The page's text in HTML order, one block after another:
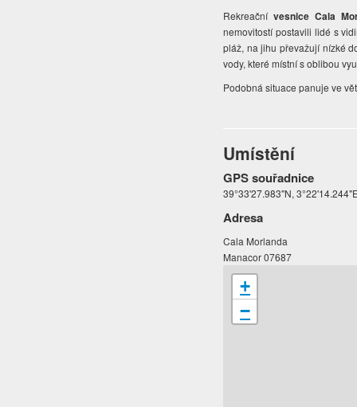
Rekreačnívesnice Cala
nemovitostí postavili lidé s
pláž, na jihu převažují nízké
vody, které místní s oblibou
Podobná situace panuje ve
Umístění
GPS souřadnice
39°33'27.983"N,
Adresa
Cala Morlanda
Manacor 07687
+
−